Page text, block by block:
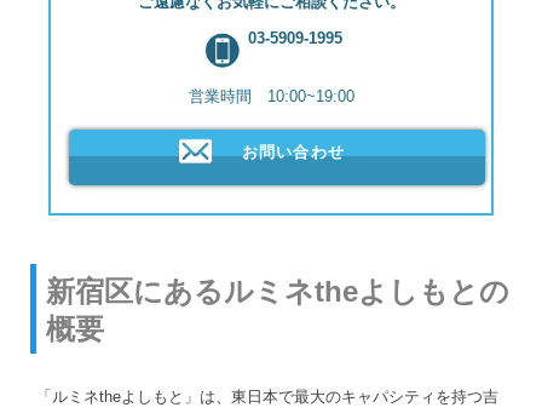
03-5909-1995
営業時間 10:00~19:00
お問い合わせ
新宿区にあるルミネtheよしもとの
概要
「ルミネtheよしもと」は、東日本で最大のキャパシティを持つ吉